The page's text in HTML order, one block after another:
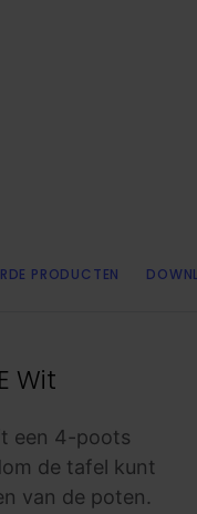
PRODUCTEN
Wit
een 4-poots
de tafel kunt
van de poten.